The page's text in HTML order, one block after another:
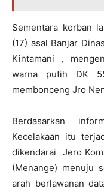
Sementara korban
(17) asal Banjar
Kintamani ,
warna putih DK
membonceng Jro
Berdasarkan
Kecelakaan itu
dikendarai Jero
(Menange) menuju
arah berlawanan